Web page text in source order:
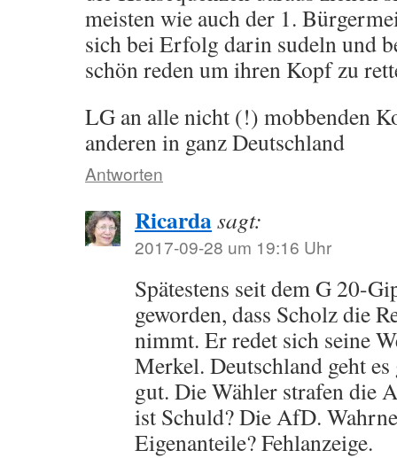
meisten wie auch der 1.
sich bei Erfolg darin sudeln und
schön reden um ihren Kopf zu
LG an alle nicht (!) mobbenden
anderen in ganz Deutschland
Antworten
Ricardasagt:
2017-09-28 um 19:16 Uhr
Spätestens seit dem G 20-
geworden, dass Scholz die
nimmt. Er redet sich seine
Merkel. Deutschland geht
gut. Die Wähler strafen die
ist Schuld? Die AfD.
Eigenanteile? Fehlanzeige.